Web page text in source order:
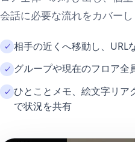
会話に必要な流れをカバーし
相手の近くへ移動し、URL
グループや現在のフロア全
ひとことメモ、絵文字リア
で状況を共有